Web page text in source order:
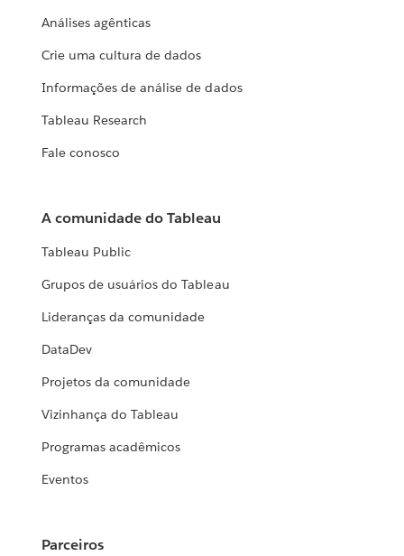
Análises agênticas
Crie uma cultura de dados
Informações de análise de dados
Tableau Research
Fale conosco
A comunidade do Tableau
Tableau Public
Grupos de usuários do Tableau
Lideranças da comunidade
DataDev
Projetos da comunidade
Vizinhança do Tableau
Programas acadêmicos
Eventos
Parceiros